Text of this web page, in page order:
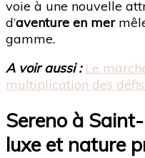
voie à une nouvelle
d’aventure en mer
gamme.
A voir aussi : Le
multiplication des
Sereno à
luxe et nature